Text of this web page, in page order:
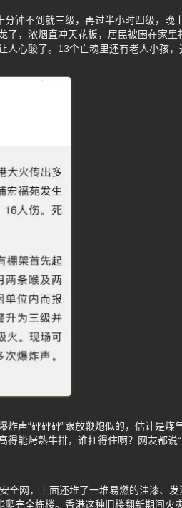
钟不到就三级，再过半小时四级，晚
了，浓烟直冲天花板，居民被困在家里
人心酸了。13个亡魂里还有老人小孩，
声“砰砰砰”跟放鞭炮似的，估计是煤
能烤熟牛排，谁扛得住啊？网友都说
全网，上面还堆了一堆易燃的油漆、发
完全栋楼。香港这种旧楼翻新期间火